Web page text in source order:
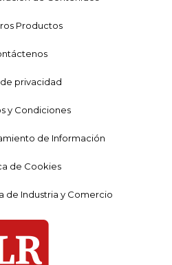
Productos
privacidad
y Condiciones
de Información
de Cookies
de Industria y Comercio